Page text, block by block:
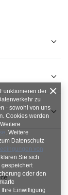
der
zu
- sowohl von uns
Cookies werden
. Weitere
Datenschutz
von
Sie sich
gespeichert
oder den
Ihre Einwilligung